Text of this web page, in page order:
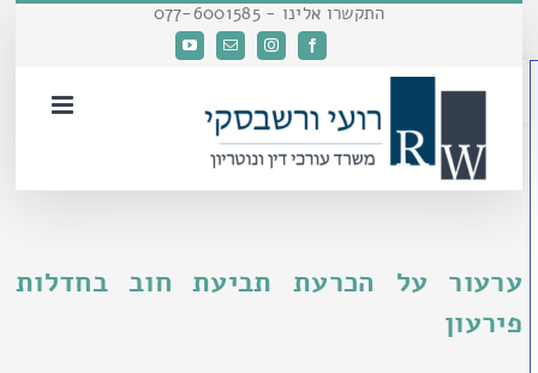
התקשרו אלינו - 077-6001585
Facebook
Instagramכתובת
דואר
YouTube
ערעור על הכרעת תביעת חוב בחדלות
פירעון
פתח סרגל נגישות